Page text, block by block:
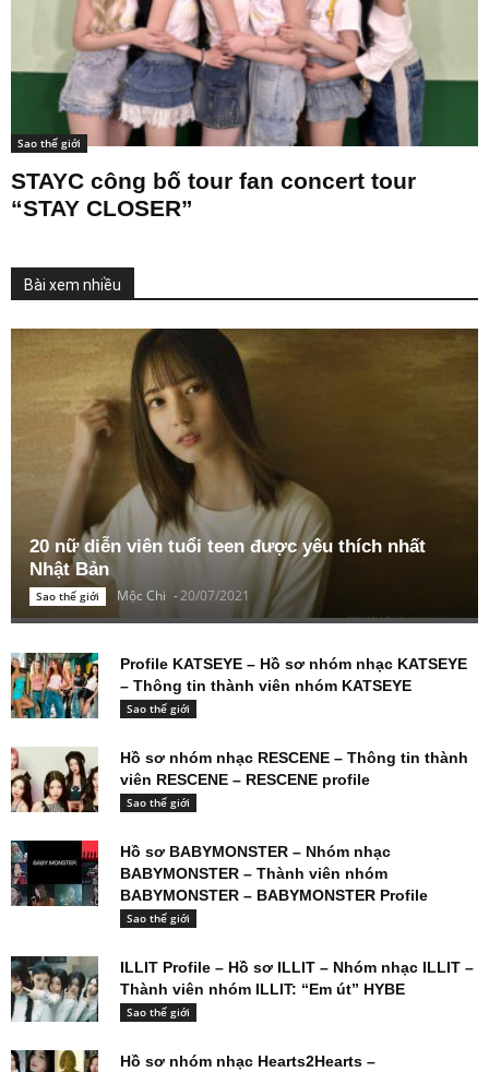
Sao thế giới
STAYC công bố tour fan concert tour
“STAY CLOSER”
Bài xem nhiều
20 nữ diễn viên tuổi teen được yêu thích nhất
Nhật Bản
Sao thế giới Mộc Chi -20/07/2021
Profile KATSEYE – Hồ sơ nhóm nhạc KATSEYE
– Thông tin thành viên nhóm KATSEYE
Sao thế giới
Hồ sơ nhóm nhạc RESCENE – Thông tin thành
viên RESCENE – RESCENE profile
Sao thế giới
Hồ sơ BABYMONSTER – Nhóm nhạc
BABYMONSTER – Thành viên nhóm
BABYMONSTER – BABYMONSTER Profile
Sao thế giới
ILLIT Profile – Hồ sơ ILLIT – Nhóm nhạc ILLIT –
Thành viên nhóm ILLIT: “Em út” HYBE
Sao thế giới
Hồ sơ nhóm nhạc Hearts2Hearts –